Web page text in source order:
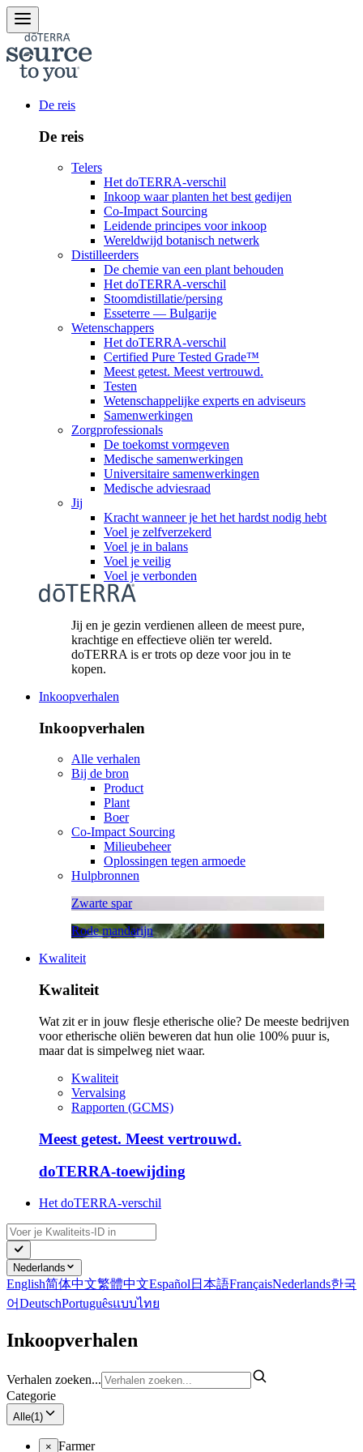
De reis
De reis
Telers
Het doTERRA-verschil
Inkoop waar planten het best gedijen
Co-Impact Sourcing
Leidende principes voor inkoop
Wereldwijd botanisch netwerk
Distilleerders
De chemie van een plant behouden
Het doTERRA-verschil
Stoomdistillatie/persing
Esseterre — Bulgarije
Wetenschappers
Het doTERRA-verschil
Certified Pure Tested Grade™
Meest getest. Meest vertrouwd.
Testen
Wetenschappelijke experts en adviseurs
Samenwerkingen
Zorgprofessionals
De toekomst vormgeven
Medische samenwerkingen
Universitaire samenwerkingen
Medische adviesraad
Jij
Kracht wanneer je het het hardst nodig hebt
Voel je zelfverzekerd
Voel je in balans
Voel je veilig
Voel je verbonden
Jij en je gezin verdienen alleen de meest pure,
krachtige en effectieve oliën ter wereld.
doTERRA is er trots op deze voor jou in te
kopen.
Inkoopverhalen
Inkoopverhalen
Alle verhalen
Bij de bron
Product
Plant
Boer
Co-Impact Sourcing
Milieubeheer
Oplossingen tegen armoede
Hulpbronnen
Zwarte spar
Rode mandarijn
Kwaliteit
Kwaliteit
Wat zit er in jouw flesje etherische olie? De meeste bedrijven
voor etherische oliën beweren dat hun olie 100% puur is,
maar dat is simpelweg niet waar.
Kwaliteit
Vervalsing
Rapporten (GCMS)
Meest getest. Meest vertrouwd.
doTERRA-toewijding
Het doTERRA-verschil
Nederlands
English简体中文繁體中文Español 日本語FrançaisNederlands한국
어DeutschPortuguêsแบบไทย
Inkoopverhalen
Verhalen zoeken...
Categorie
Alle(1 )
× Farmer